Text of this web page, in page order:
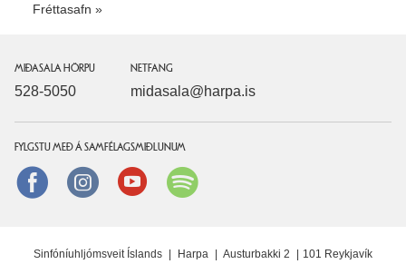
Fréttasafn
MIÐASALA HÖRPU
528-5050
NETFANG
midasala@harpa.is
FYLGSTU MEÐ Á SAMFÉLAGSMIÐLUNUM
FacebookinstagramYoutube
Sinfóníuhljómsveit Íslands | Harpa | Austurbakki 2 | 101 Reykjavík